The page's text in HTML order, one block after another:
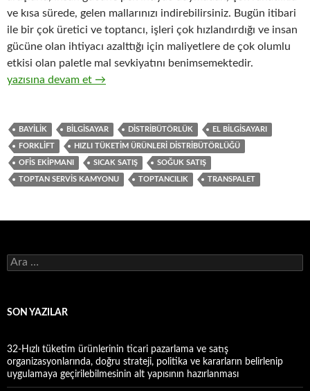
ve kısa sürede, gelen mallarınızı indirebilirsiniz. Bugün itibari
ile bir çok üretici ve toptancı, işleri çok hızlandırdığı ve insan
gücüne olan ihtiyacı azalttığı için maliyetlere de çok olumlu
etkisi olan paletle mal sevkiyatını benimsemektedir.
6-Hızlı tüketim ürünleri ( FMCG ) toptancılığında gerekli olan
yazısına devam et →
BAYILIK BILGISAYAR DISTRIBÜTÖRLÜK EL BILGISAYARI
FORKLIFT HIZLI TÜKETIM ÜRÜNLERI DISTRIBÜTÖRLÜĞÜ
OFIS EKIPMANI SICAK SATIŞ SOĞUK SATIŞ
TOPTAN SERVIS KAMYONU TOPTANCILIK TRANSPALET
A
r
a
SON YAZILAR
32-Hızlı tüketim ürünlerinin ticari pazarlama ve satış
organizasyonlarında, doğru strateji, politika ve kararların belirlenip
uygulamaya geçirilebilmesinin alt yapısının hazırlanması